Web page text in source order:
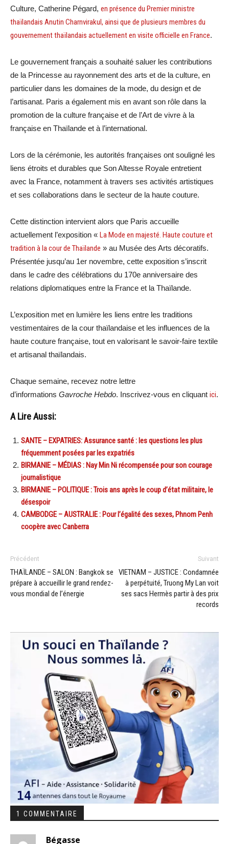
Culture, Catherine Pégard, en présence du Premier ministre
thaïlandais Anutin Charnvirakul, ainsi que de plusieurs membres du
gouvernement thaïlandais actuellement en visite officielle en France.
Le gouvernement français a souhaité saluer les contributions
de la Princesse au rayonnement des arts et de la culture, en
particulier dans les domaines de la mode, du design et de
l’artisanat. Paris a également mis en avant son rôle dans la
promotion de la culture française et de l’Art de vivre à la
française en Thaïlande et à l’international.
Lors de la cérémonie, les autorités françaises ont souligné les
liens étroits et durables que Son Altesse Royale entretient
avec la France, notamment à travers ses activités artistiques
et ses collaborations dans le secteur de la haute couture.
Cette distinction intervient alors que Paris accueille
actuellement l’exposition « La Mode en majesté. Haute couture et
tradition à la cour de Thaïlande » au Musée des Arts décoratifs.
Présentée jusqu’au 1er novembre, cette exposition s’inscrit
dans le cadre des célébrations du 170e anniversaire des
relations diplomatiques entre la France et la Thaïlande.
L’exposition met en lumière les liens entre les traditions
vestimentaires de la cour thaïlandaise et les influences de la
haute couture française, tout en valorisant le savoir-faire textile
et artisanal thaïlandais.
Chaque semaine, recevez notre lettre
d’informations Gavroche Hebdo. Inscrivez-vous en cliquant ici.
A Lire Aussi:
SANTE – EXPATRIES: Assurance santé : les questions les plus
fréquemment posées par les expatriés
BIRMANIE – MÉDIAS : Nay Min Ni récompensée pour son courage
journalistique
BIRMANIE – POLITIQUE : Trois ans après le coup d’état militaire, le
désespoir
CAMBODGE – AUSTRALIE : Pour l’égalité des sexes, Phnom Penh
coopère avec Canberra
Précédent
THAÏLANDE – SALON : Bangkok se
prépare à accueillir le grand rendez-
vous mondial de l’énergie
Suivant
VIETNAM – JUSTICE : Condamnée
à perpétuité, Truong My Lan voit
ses sacs Hermès partir à des prix
records
1 COMMENTAIRE
Bégasse